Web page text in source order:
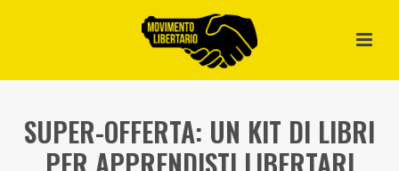
SUPER-OFFERTA: UN KIT DI LIBRI